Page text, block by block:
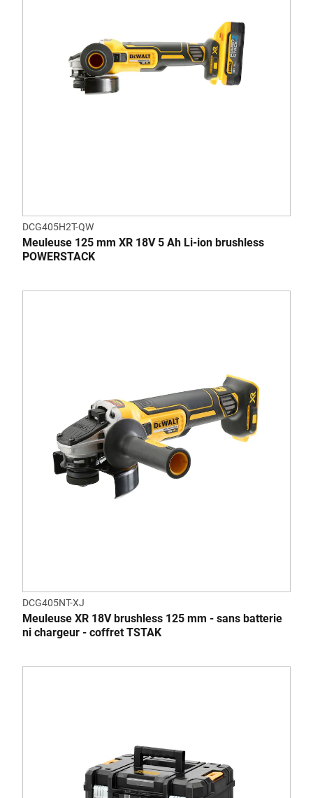
DCG405H2T-QW
Meuleuse 125 mm XR 18V 5 Ah Li-ion brushless
POWERSTACK
DCG405NT-XJ
Meuleuse XR 18V brushless 125 mm - sans batterie
ni chargeur - coffret TSTAK